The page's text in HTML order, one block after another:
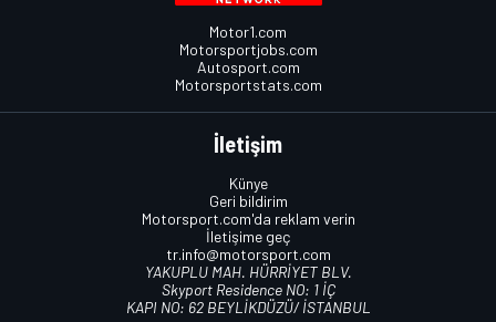
Motor1.com
Motorsportjobs.com
Autosport.com
Motorsportstats.com
İletişim
Künye
Geri bildirim
Motorsport.com'da reklam verin
İletişime geç
tr.info@motorsport.com
YAKUPLU MAH. HÜRRİYET BLV.
Skyport Residence NO: 1 İÇ
KAPI NO: 62 BEYLİKDÜZÜ/ İSTANBUL